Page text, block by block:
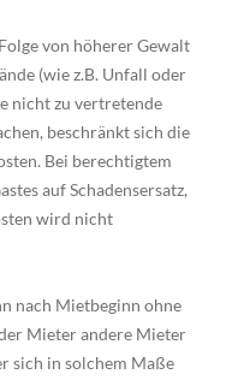
von höherer Gewalt
(wie z.B. Unfall oder
nicht zu vertretende
beschränkt sich die
Bei berechtigtem
auf Schadensersatz,
wird nicht
nach Mietbeginn ohne
Mieter andere Mieter
sich in solchem Maße